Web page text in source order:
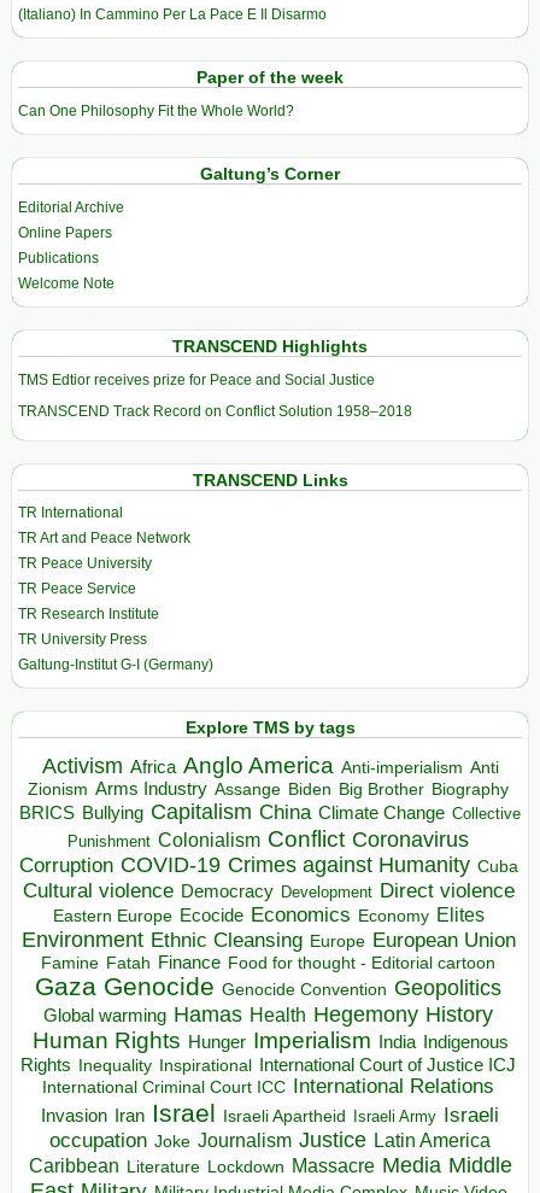
(Italiano) In Cammino Per La Pace E Il Disarmo
Paper of the week
Can One Philosophy Fit the Whole World?
Galtung’s Corner
Editorial Archive
Online Papers
Publications
Welcome Note
TRANSCEND Highlights
TMS Edtior receives prize for Peace and Social Justice
TRANSCEND Track Record on Conflict Solution 1958–2018
TRANSCEND Links
TR International
TR Art and Peace Network
TR Peace University
TR Peace Service
TR Research Institute
TR University Press
Galtung-Institut G-I (Germany)
Explore TMS by tags
Activism Africa Anglo America Anti-imperialism Anti
Zionism Arms Industry Assange Biden Big Brother Biography
BRICS Bullying Capitalism China Climate Change Collective
Punishment Colonialism Conflict Coronavirus
Corruption COVID-19 Crimes against Humanity Cuba
Cultural violence Democracy Development Direct violence
Eastern Europe Ecocide Economics Economy Elites
Environment Ethnic Cleansing Europe European Union
Famine Fatah Finance Food for thought - Editorial cartoon
Gaza Genocide Genocide Convention Geopolitics
Global warming Hamas Health Hegemony History
Human Rights Hunger Imperialism India Indigenous
Rights
Inequality Inspirational
International Court of Justice ICJ
International Criminal Court ICC International Relations
Invasion Iran Israel Israeli Apartheid Israeli Army Israeli
occupation Joke Journalism Justice Latin America
Caribbean
Literature Lockdown Massacre Media Middle